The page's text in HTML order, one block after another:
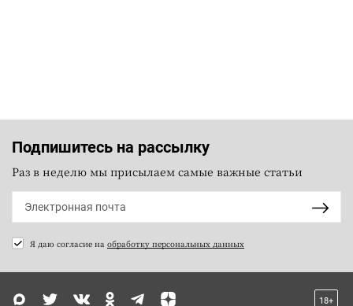
Подпишитесь на рассылку
Раз в неделю мы присылаем самые важные статьи
Я даю согласие на обработку персональных данных
18+